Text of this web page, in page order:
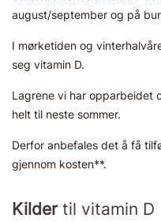
august/september og på
I mørketiden og
seg vitamin D.
Lagrene vi har opparbeidet
helt til neste sommer.
Derfor anbefales det å få
gjennom kosten**.
Kildertil vitamin D